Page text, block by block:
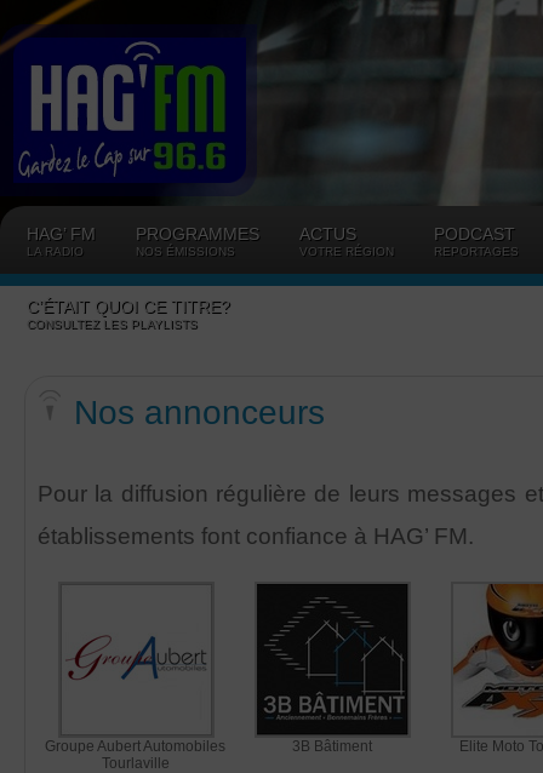
HAG’ FM
LA RADIO
PROGRAMMES
NOS ÉMISSIONS
ACTUS
VOTRE RÉGION
PODCAST
REPORTAGES
C’ÉTAIT QUOI CE TITRE?
CONSULTEZ LES PLAYLISTS
Nos annonceurs
Pour la diffusion régulière de leurs messages
établissements font confiance à HAG’ FM.
Groupe Aubert Automobiles
Tourlaville
3B Bâtiment Elite Moto
Panneau de gestion des cookies